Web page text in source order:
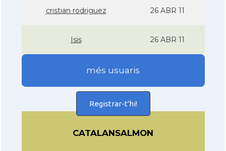
cristian rodriguez 26 ABR 11
Isis 26 ABR 11
més usuaris
Registrar-t'hi!
CATALANSALMON